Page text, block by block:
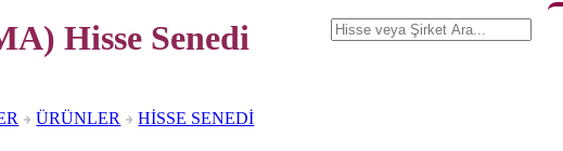
Hisse Senedi
ÜRÜNLER
HİSSE SENEDİ